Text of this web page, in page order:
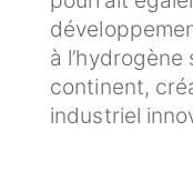
à l’hydrogène
continent,
industriel